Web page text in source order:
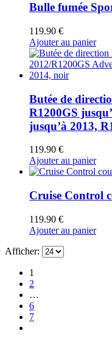
Bulle fumée
119.90 €
Ajouter au panier
Butée de
R1200GS
jusqu’à 2013,
119.90 €
Ajouter au panier
Cruise Control
119.90 €
Ajouter au panier
Afficher:
1
2
…
6
7